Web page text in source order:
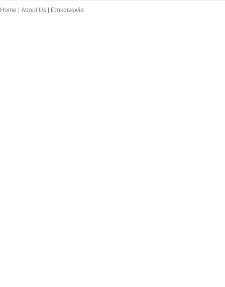
Home About Us Επικοινωνία